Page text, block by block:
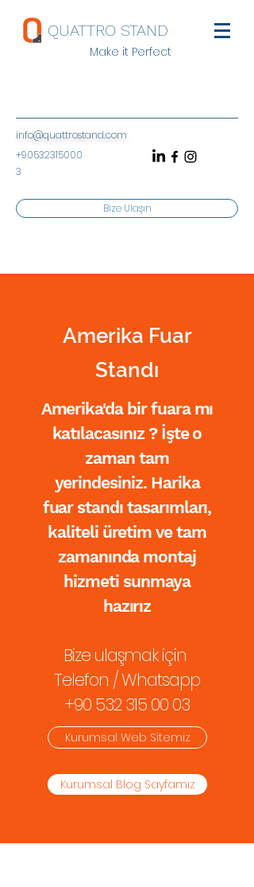
QUATTRO STAND
Make it Perfect
info@quattrostand.com
+90532315000
3
Bize Ulaşın
Amerika Fuar
Standı
Amerika'da bir fuara mı
katılacasınız ? İşte o
zaman tam
yerindesiniz. Harika
fuar standı tasarımları,
kaliteli üretim ve tam
zamanında montaj
hizmeti sunmaya
hazırız
Bize ulaşmak için
Telefon / Whatsapp
+90 532 315 00 03
Kurumsal Web Sitemiz
Kurumsal Blog Sayfamız